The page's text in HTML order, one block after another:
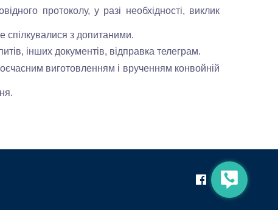
протоколу, у разі необхідності, виклик
спілкувалися з допитаними.
інших документів, відправка телеграм.
виготовленням і врученням конвойній